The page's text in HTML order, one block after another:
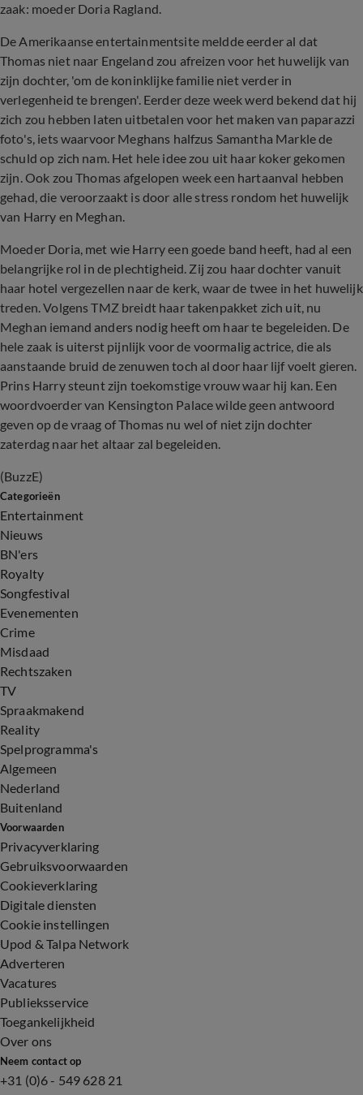
zaak: moeder Doria Ragland.
De Amerikaanse entertainmentsite meldde eerder al dat
Thomas niet naar Engeland zou afreizen voor het huwelijk van
zijn dochter, 'om de koninklijke familie niet verder in
verlegenheid te brengen'. Eerder deze week werd bekend dat hij
zich zou hebben laten uitbetalen voor het maken van paparazzi
foto's, iets waarvoor Meghans halfzus Samantha Markle de
schuld op zich nam. Het hele idee zou uit haar koker gekomen
zijn. Ook zou Thomas afgelopen week een hartaanval hebben
gehad, die veroorzaakt is door alle stress rondom het huwelijk
van Harry en Meghan.
Moeder Doria, met wie Harry een goede band heeft, had al een
belangrijke rol in de plechtigheid. Zij zou haar dochter vanuit
haar hotel vergezellen naar de kerk, waar de twee in het huwelijk
treden. Volgens TMZ breidt haar takenpakket zich uit, nu
Meghan iemand anders nodig heeft om haar te begeleiden. De
hele zaak is uiterst pijnlijk voor de voormalig actrice, die als
aanstaande bruid de zenuwen toch al door haar lijf voelt gieren.
Prins Harry steunt zijn toekomstige vrouw waar hij kan. Een
woordvoerder van Kensington Palace wilde geen antwoord
geven op de vraag of Thomas nu wel of niet zijn dochter
zaterdag naar het altaar zal begeleiden.
(BuzzE)
Categorieën
Entertainment
Nieuws
BN'ers
Royalty
Songfestival
Evenementen
Crime
Misdaad
Rechtszaken
TV
Spraakmakend
Reality
Spelprogramma's
Algemeen
Nederland
Buitenland
Voorwaarden
Privacyverklaring
Gebruiksvoorwaarden
Cookieverklaring
Digitale diensten
Cookie instellingen
Upod & Talpa Network
Adverteren
Vacatures
Publieksservice
Toegankelijkheid
Over ons
Neem contact op
+31 (0)6 - 549 628 21